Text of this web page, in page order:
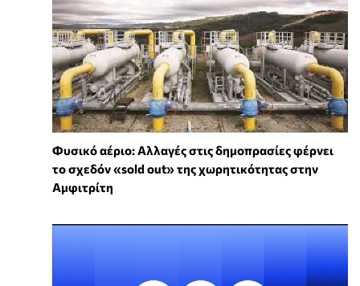
Φυσικό αέριο: Αλλαγές στις δημοπρασίες φέρνει
το σχεδόν «sold out» της χωρητικότητας στην
Αμφιτρίτη